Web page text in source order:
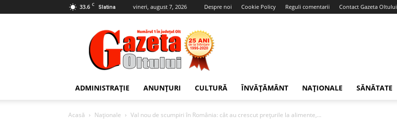
33.6 C Slatina vineri, august 7, 2026 Despre noi Cookie Policy Reguli comentarii Contact Gazeta Oltului
Gazeta
Oltului
ADMINISTRAȚIE ANUNȚURI CULTURĂ ÎNVĂȚĂMÂNT NAȚIONALE SĂNĂTATE
Acasă Naționale Val nou de scumpiri în România: cât au crescut prețurile la alimente,...